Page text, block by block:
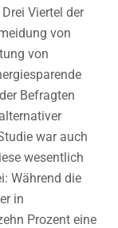
Viertel der
von
von
Befragten
war auch
wesentlich
Während die
in
Prozent eine